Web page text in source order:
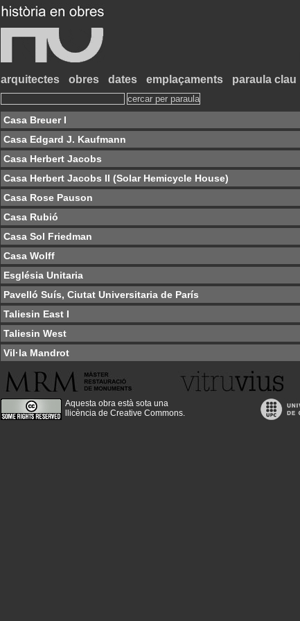
arquitectes obres dates emplaçaments paraula clau
Casa Breuer I
Casa Edgard J. Kaufmann
Casa Herbert Jacobs
Casa Herbert Jacobs II (Solar Hemicycle House)
Casa Rose Pauson
Casa Rubió
Casa Sol Friedman
Casa Wolff
Església Unitaria
Pavelló Suís, Ciutat Universitaria de París
Taliesin East I
Taliesin West
Vil·la Mandrot
Aquesta obra està sota una
llicència de Creative Commons.